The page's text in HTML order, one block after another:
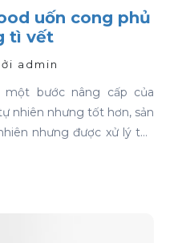
uốn cong phủ
tì vết
admin
bước nâng cấp của
nhiên nhưng tốt hơn, sản
nhưng được xử lý tạo